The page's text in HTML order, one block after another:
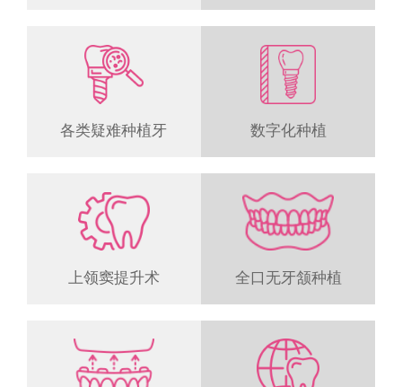
各类疑难种植牙 数字化种植
上领窦提升术 全口无牙颔种植